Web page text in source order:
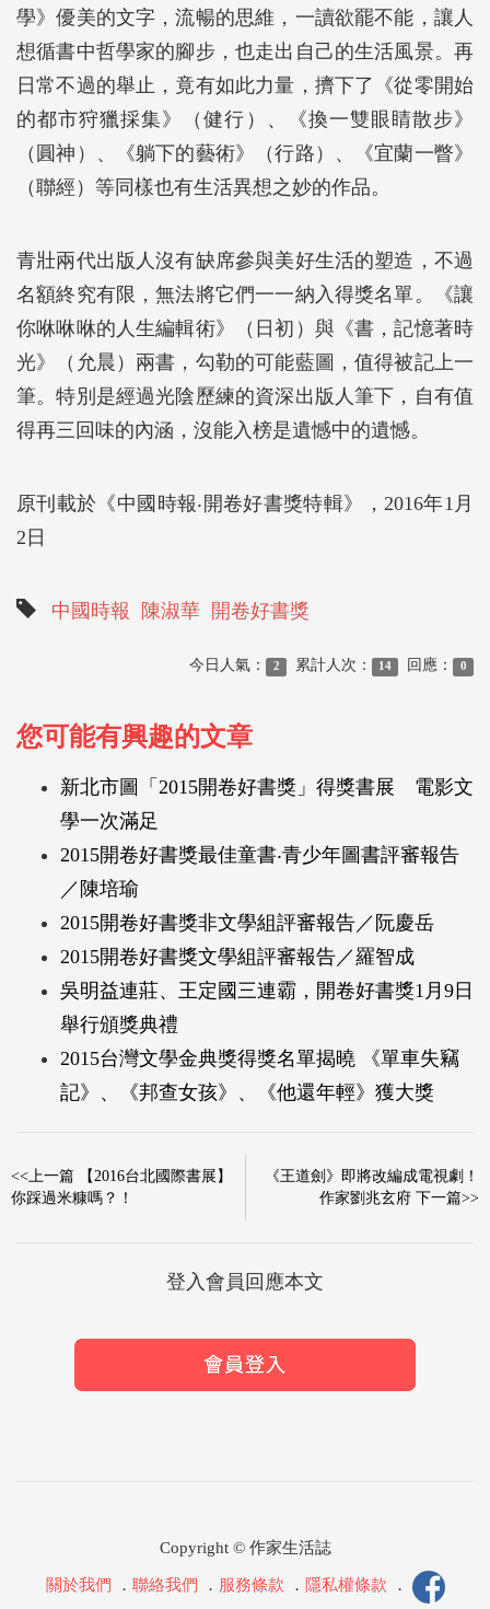
學》優美的文字，流暢的思維，一讀欲罷不能，讓人
想循書中哲學家的腳步，也走出自己的生活風景。再
日常不過的舉止，竟有如此力量，擠下了《從零開始
的都市狩獵採集》（健行）、《換一雙眼睛散步》
（圓神）、《躺下的藝術》（行路）、《宜蘭一瞥》
（聯經）等同樣也有生活異想之妙的作品。
青壯兩代出版人沒有缺席參與美好生活的塑造，不過
名額終究有限，無法將它們一一納入得獎名單。《讓
你咻咻咻的人生編輯術》（日初）與《書，記憶著時
光》（允晨）兩書，勾勒的可能藍圖，值得被記上一
筆。特別是經過光陰歷練的資深出版人筆下，自有值
得再三回味的內涵，沒能入榜是遺憾中的遺憾。
原刊載於《中國時報‧開卷好書獎特輯》，2016年1月
2日
中國時報 陳淑華 開卷好書獎
今日人氣： 2 累計人次： 14 回應： 0
您可能有興趣的文章
新北市圖「2015開卷好書獎」得獎書展 電影文
學一次滿足
2015開卷好書獎最佳童書‧青少年圖書評審報告
／陳培瑜
2015開卷好書獎非文學組評審報告／阮慶岳
2015開卷好書獎文學組評審報告／羅智成
吳明益連莊、王定國三連霸，開卷好書獎1月9日
舉行頒獎典禮
2015台灣文學金典獎得獎名單揭曉 《單車失竊
記》、《邦查女孩》、《他還年輕》獲大獎
<<上一篇 【2016台北國際書展】
你踩過米糠嗎？！
《王道劍》即將改編成電視劇！
作家劉兆玄府 下一篇>>
登入會員回應本文
Copyright © 作家生活誌
關於我們 ． 聯絡我們 ． 服務條款 ． 隱私權條款 ．